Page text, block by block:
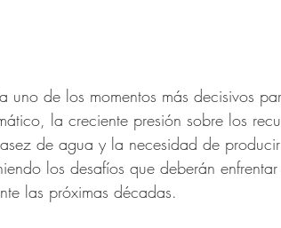
uno de los momentos más decisivos
la creciente presión sobre los
de agua y la necesidad de
los desafíos que deberán
las próximas décadas.